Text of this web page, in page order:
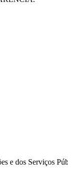
e dos Serviços